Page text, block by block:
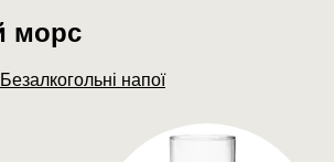
морс
Безалкогольні напої